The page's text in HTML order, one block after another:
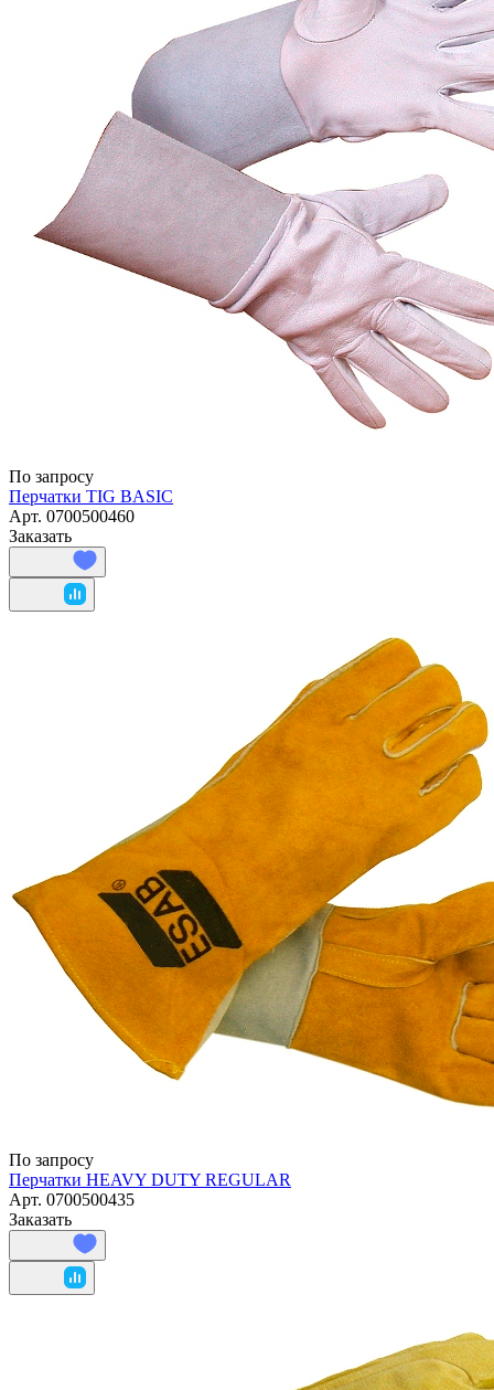
По запросу
Перчатки TIG BASIC
Арт. 0700500460
Заказать
По запросу
Перчатки HEAVY DUTY REGULAR
Арт. 0700500435
Заказать